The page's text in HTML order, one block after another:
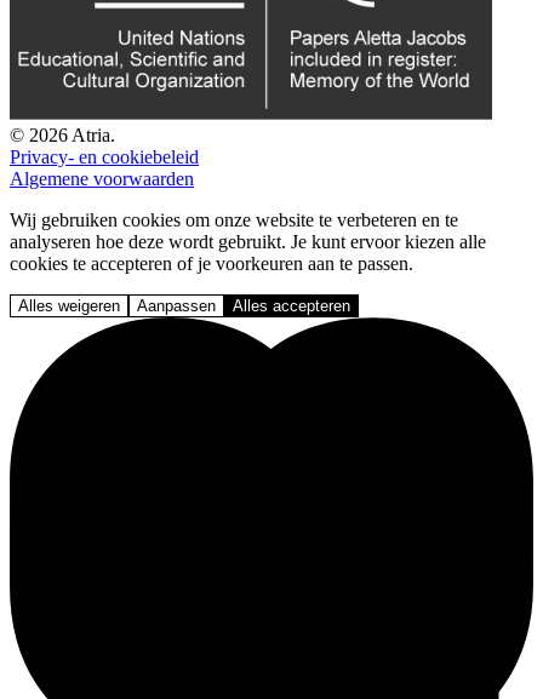
© 2026 Atria.
Privacy- en cookiebeleid
Algemene voorwaarden
Wij gebruiken cookies om onze website te verbeteren en te
analyseren hoe deze wordt gebruikt. Je kunt ervoor kiezen alle
cookies te accepteren of je voorkeuren aan te passen.
Alles weigeren Aanpassen Alles accepteren